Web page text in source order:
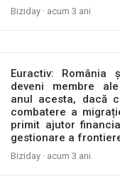
Biziday · acum 3 ani
Euractiv:
deveni membre
anul acesta, dacă
combatere a
primit ajutor
gestionare a
Biziday · acum 3 ani